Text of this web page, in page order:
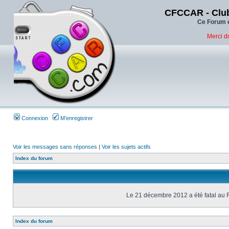
CFCCAR -
Ce Forum
Merci
Connexion M’enregistrer
Voir les messages sans réponses | Voir les sujets actifs
Index du forum
Le 21 décembre 2012 a été fatal au
Index du forum